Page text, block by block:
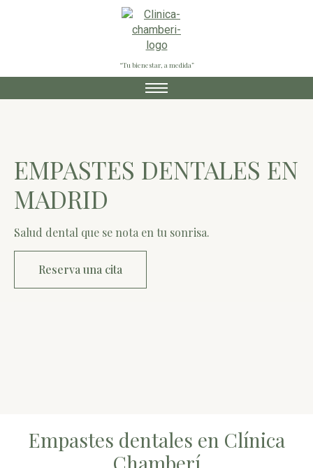
“Tu bienestar, a medida”
EMPASTES DENTALES EN
MADRID
Salud dental que se nota en tu sonrisa.
Reserva una cita
Empastes dentales en Clínica
Chamberí